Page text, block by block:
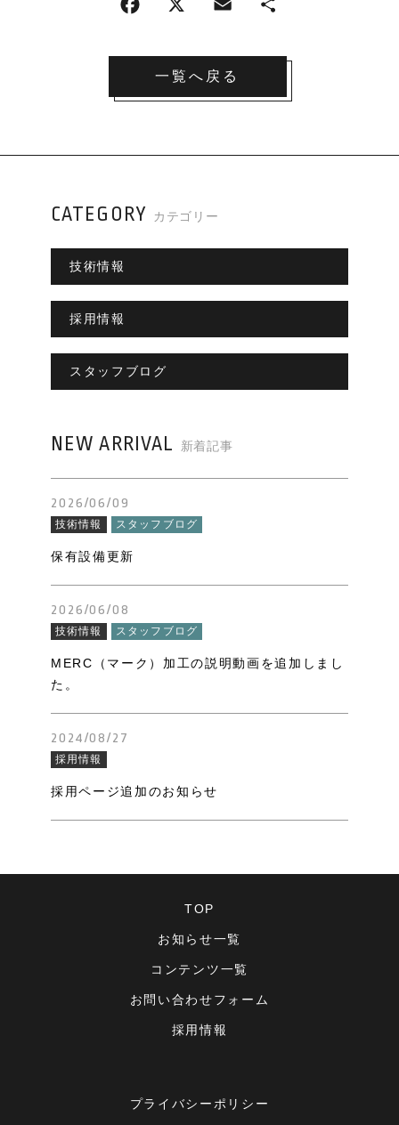
一覧へ戻る
CATEGORY カテゴリー
技術情報
採用情報
スタッフブログ
NEW ARRIVAL 新着記事
2026/06/09
技術情報 スタッフブログ
保有設備更新
2026/06/08
技術情報 スタッフブログ
MERC（マーク）加工の説明動画を追加しまし
た。
2024/08/27
採用情報
採用ページ追加のお知らせ
TOP
お知らせ一覧
コンテンツ一覧
お問い合わせフォーム
採用情報
プライバシーポリシー